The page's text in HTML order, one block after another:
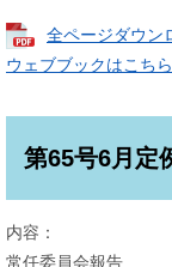
全ページダウン
ウェブブックはこちら
第65号6月定
内容：
常任委員会報告